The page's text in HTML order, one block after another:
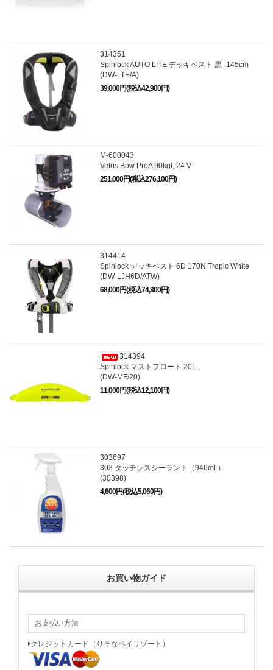
314351
Spinlock AUTO LITE デッキベスト 黒 -145cm
(DW-LTE/A)
39,000円(税込42,900円)
M-600043
Vetus Bow ProA 90kgf, 24 V
251,000円(税込276,100円)
314414
Spinlock デッキベスト 6D 170N Tropic White
(DW-LJH6D/ATW)
68,000円(税込74,800円)
314394
Spinlock マストフロート 20L
(DW-MF/20)
11,000円(税込12,100円)
303697
303 タッチレスシーラント（946ml ）
(30398)
4,600円(税込5,060円)
お買い物ガイド
お支払い方法
クレジットカード（りそなペイリゾート）